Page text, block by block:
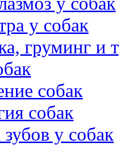
у собак
груминг и
собак
собак
у собак